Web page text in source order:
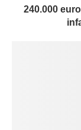
240.000